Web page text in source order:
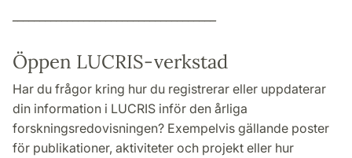
Öppen LUCRIS-verkstad
Har du frågor kring hur du registrerar eller uppdaterar
din information i LUCRIS inför den årliga
forskningsredovisningen? Exempelvis gällande poster
för publikationer, aktiviteter och projekt eller hur